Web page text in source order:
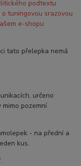
podtextu
tuningovou srazovou
e-shopu
tato přelepka nemá
určeno
pozemní
- na přední a
kus.